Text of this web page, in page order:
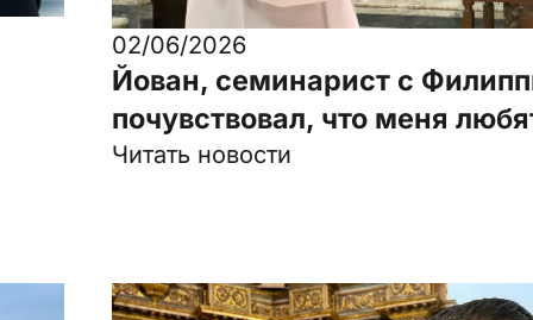
02/06/2026
Йован, семинарист с
почувствовал, что меня
Читать новости